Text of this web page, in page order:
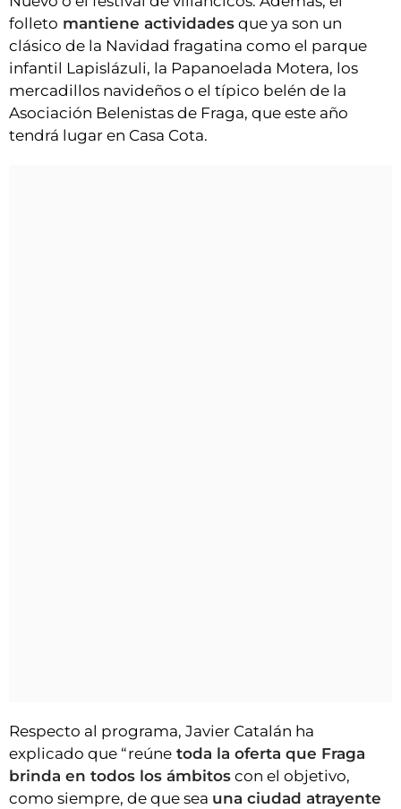
folleto mantiene actividades que ya son un
clásico de la Navidad fragatina como el parque
infantil Lapislázuli, la Papanoelada Motera, los
mercadillos navideños o el típico belén de la
Asociación Belenistas de Fraga, que este año
tendrá lugar en Casa Cota.
Respecto al programa, Javier Catalán ha
explicado que “reúne toda la oferta que Fraga
brinda en todos los ámbitos con el objetivo,
como siempre, de que sea una ciudad atrayente